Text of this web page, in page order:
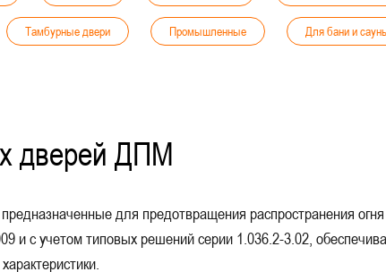
Тамбурные двери Промышленные Для бани и
Без порога Для санузлов
инвентаря
дверей ДПМ
для предотвращения распространения
с учетом типовых решений серии 1.036.2-3.02,